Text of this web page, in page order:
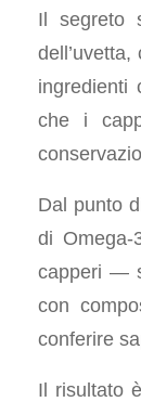
Il segreto
ingredienti
che i
Dal punto
di Omega-
capperi —
con
conferire
Il risultato